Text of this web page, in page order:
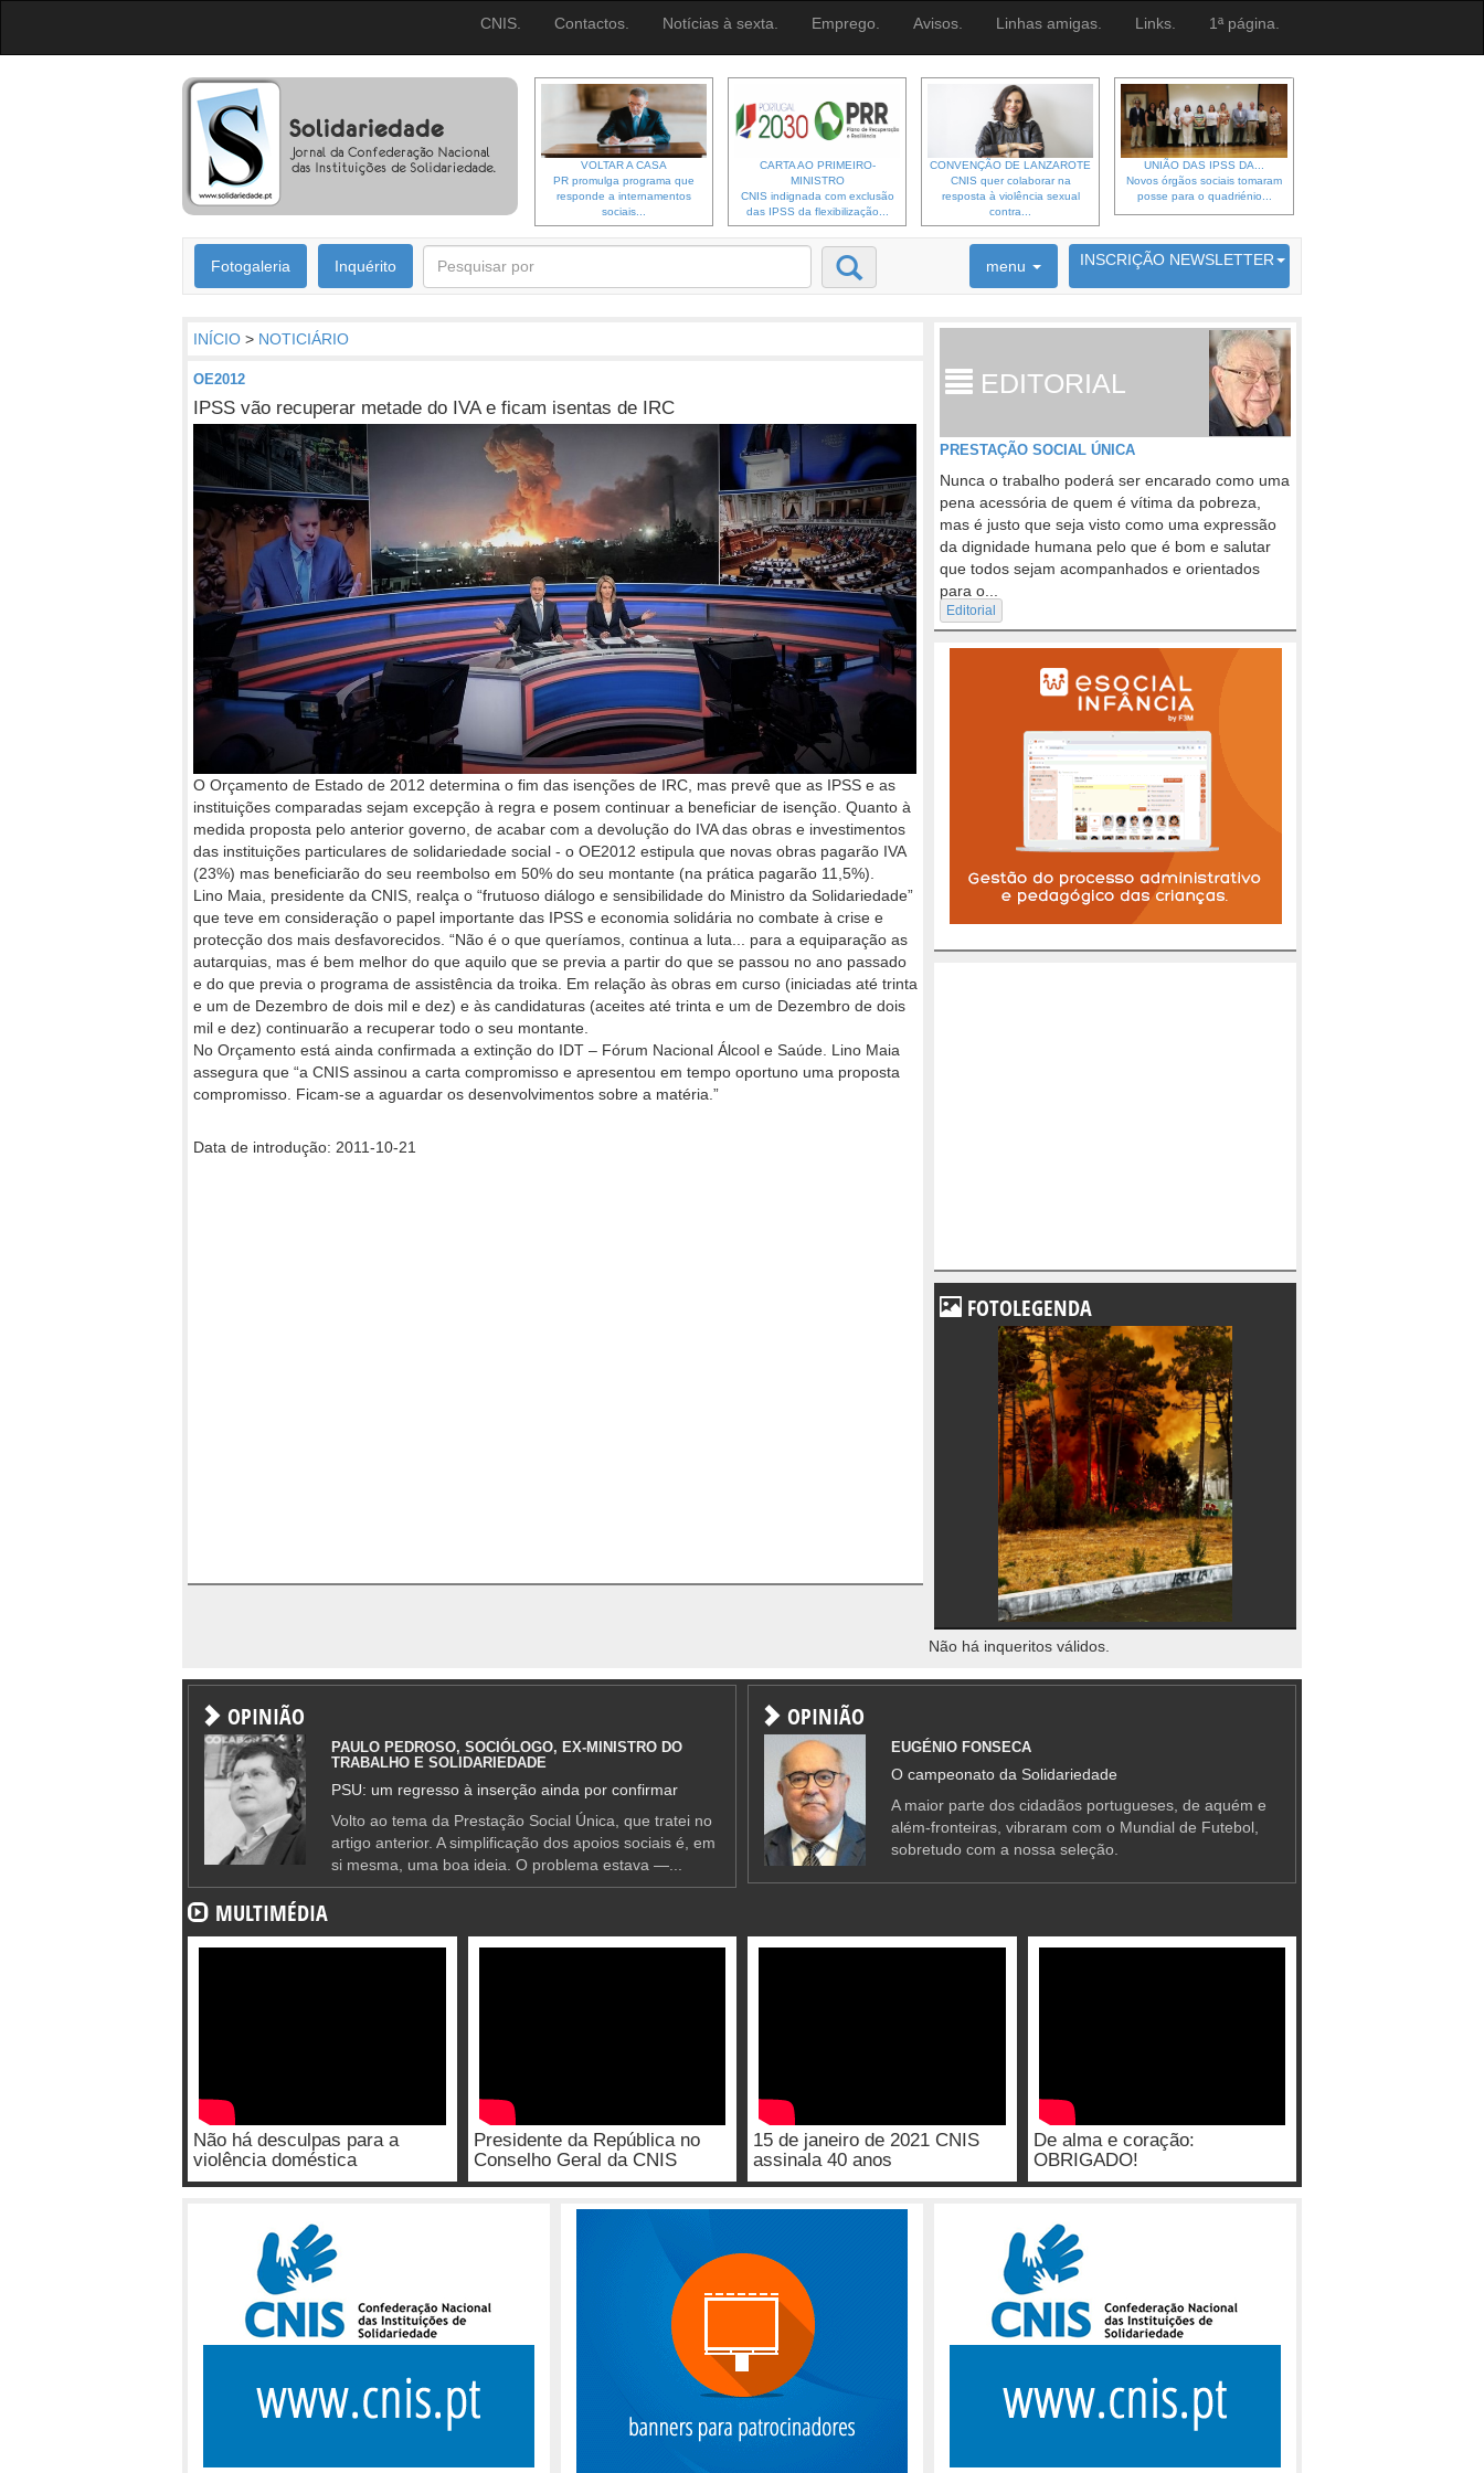
CNIS. Contactos. Notícias à sexta. Emprego. Avisos. Linhas amigas. Links. 1ª página.
VOLTAR A CASA
PR promulga programa que
responde a internamentos
sociais...
CARTA AO PRIMEIRO-
MINISTRO
CNIS indignada com exclusão
das IPSS da flexibilização...
CONVENÇÃO DE LANZAROTE
CNIS quer colaborar na
resposta à violência sexual
contra...
UNIÃO DAS IPSS DA...
Novos órgãos sociais tomaram
posse para o quadriénio...
Fotogaleria Inquérito menu INSCRIÇÃO NEWSLETTER
6692 membros inscritos
INÍCIO > NOTICIÁRIO
OE2012
IPSS vão recuperar metade do IVA e ficam isentas de IRC
O Orçamento de Estado de 2012 determina o fim das isenções de IRC, mas prevê que as IPSS e as
instituições comparadas sejam excepção à regra e posem continuar a beneficiar de isenção. Quanto à
medida proposta pelo anterior governo, de acabar com a devolução do IVA das obras e investimentos
das instituições particulares de solidariedade social - o OE2012 estipula que novas obras pagarão IVA
(23%) mas beneficiarão do seu reembolso em 50% do seu montante (na prática pagarão 11,5%).
Lino Maia, presidente da CNIS, realça o “frutuoso diálogo e sensibilidade do Ministro da Solidariedade”
que teve em consideração o papel importante das IPSS e economia solidária no combate à crise e
protecção dos mais desfavorecidos. “Não é o que queríamos, continua a luta... para a equiparação as
autarquias, mas é bem melhor do que aquilo que se previa a partir do que se passou no ano passado
e do que previa o programa de assistência da troika. Em relação às obras em curso (iniciadas até trinta
e um de Dezembro de dois mil e dez) e às candidaturas (aceites até trinta e um de Dezembro de dois
mil e dez) continuarão a recuperar todo o seu montante.
No Orçamento está ainda confirmada a extinção do IDT – Fórum Nacional Álcool e Saúde. Lino Maia
assegura que “a CNIS assinou a carta compromisso e apresentou em tempo oportuno uma proposta
compromisso. Ficam-se a aguardar os desenvolvimentos sobre a matéria.”
Data de introdução: 2011-10-21
EDITORIAL
PRESTAÇÃO SOCIAL ÚNICA
Nunca o trabalho poderá ser encarado como uma
pena acessória de quem é vítima da pobreza,
mas é justo que seja visto como uma expressão
da dignidade humana pelo que é bom e salutar
que todos sejam acompanhados e orientados
para o...
Editorial
FOTOLEGENDA
Não há inqueritos válidos.
OPINIÃO
PAULO PEDROSO, SOCIÓLOGO, EX-MINISTRO DO
TRABALHO E SOLIDARIEDADE
PSU: um regresso à inserção ainda por confirmar
Volto ao tema da Prestação Social Única, que tratei no
artigo anterior. A simplificação dos apoios sociais é, em
si mesma, uma boa ideia. O problema estava —...
OPINIÃO
EUGÉNIO FONSECA
O campeonato da Solidariedade
A maior parte dos cidadãos portugueses, de aquém e
além-fronteiras, vibraram com o Mundial de Futebol,
sobretudo com a nossa seleção.
MULTIMÉDIA
Não há desculpas para a
violência doméstica
Presidente da República no
Conselho Geral da CNIS
15 de janeiro de 2021 CNIS
assinala 40 anos
De alma e coração:
OBRIGADO!